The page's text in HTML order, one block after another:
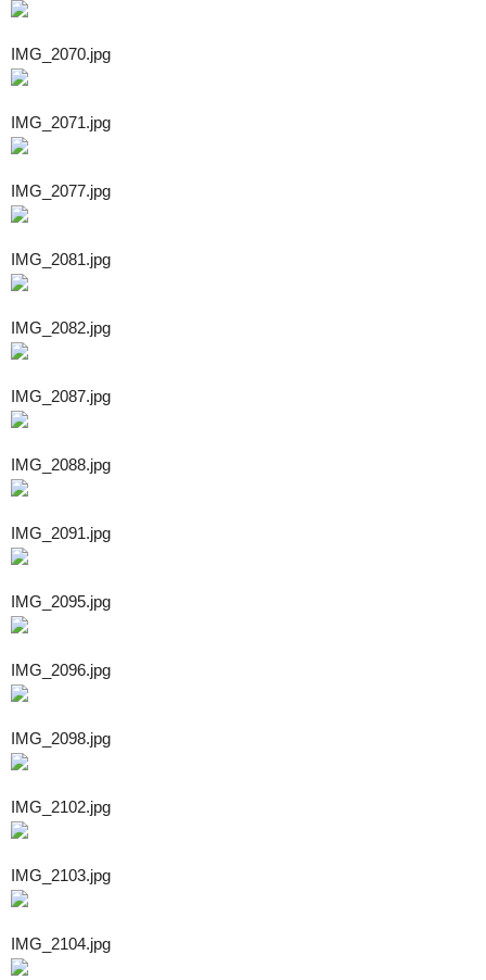
IMG_2070.jpg
IMG_2071.jpg
IMG_2077.jpg
IMG_2081.jpg
IMG_2082.jpg
IMG_2087.jpg
IMG_2088.jpg
IMG_2091.jpg
IMG_2095.jpg
IMG_2096.jpg
IMG_2098.jpg
IMG_2102.jpg
IMG_2103.jpg
IMG_2104.jpg